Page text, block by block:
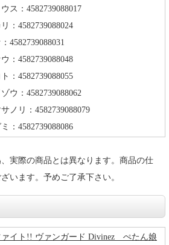
ス：4582739088017
：4582739088024
4582739088031
：4582739088048
：4582739088055
ウ：4582739088062
ノリ：4582739088079
：4582739088086
実際の商品とは異なります。商品の仕
います。予めご了承下さい。
ァイト!! ヴァンガード Divinez ぺたん娘